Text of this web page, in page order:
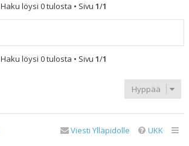
Haku löysi 0 tulosta • Sivu 1/1
Haku löysi 0 tulosta • Sivu 1/1
Hyppää
UKK
Viesti Ylläpidolle